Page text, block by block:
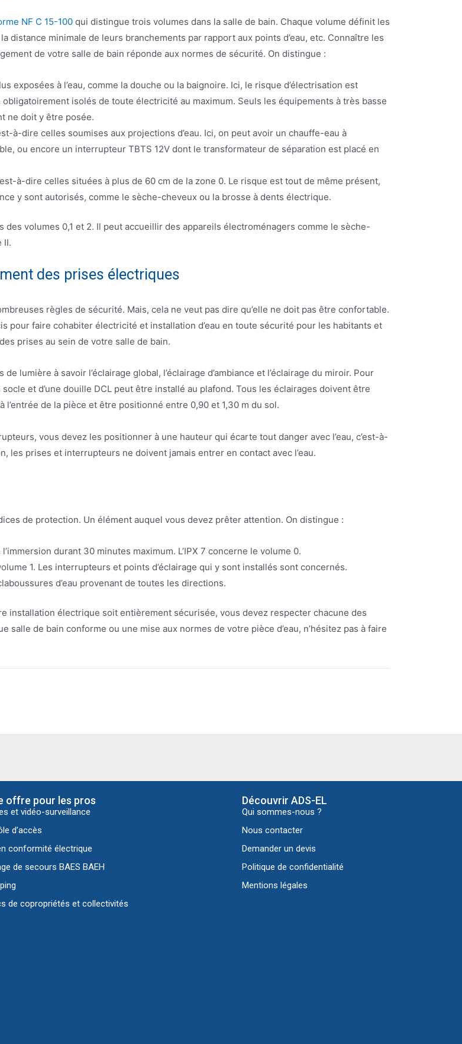
NF C 15-100 qui distingue trois volumes dans la salle de bain. Chaque volume définit les
minimale de leurs branchements par rapport aux points d’eau, etc. Connaître les
de votre salle de bain réponde aux normes de sécurité. On distingue :
exposées à l’eau, comme la douche ou la baignoire. Ici, le risque d’électrisation est
isolés de toute électricité au maximum. Seuls les équipements à très basse
ne doit y être posée.
à-dire celles soumises aux projections d’eau. Ici, on peut avoir un chauffe-eau à
ou encore un interrupteur TBTS 12V dont le transformateur de séparation est placé en
à-dire celles situées à plus de 60 cm de la zone 0. Le risque est tout de même présent,
y sont autorisés, comme le sèche-cheveux ou la brosse à dents électrique.
volumes 0,1 et 2. Il peut accueillir des appareils électroménagers comme le sèche-
II.
des prises électriques
règles de sécurité. Mais, cela ne veut pas dire qu’elle ne doit pas être confortable.
pour faire cohabiter électricité et installation d’eau en toute sécurité pour les habitants et
prises au sein de votre salle de bain.
lumière à savoir l’éclairage global, l’éclairage d’ambiance et l’éclairage du miroir. Pour
et d’une douille DCL peut être installé au plafond. Tous les éclairages doivent être
de la pièce et être positionné entre 0,90 et 1,30 m du sol.
vous devez les positionner à une hauteur qui écarte tout danger avec l’eau, c’est-à-
les prises et interrupteurs ne doivent jamais entrer en contact avec l’eau.
de protection. Un élément auquel vous devez prêter attention. On distingue :
l’immersion durant 30 minutes maximum. L’IPX 7 concerne le volume 0.
1. Les interrupteurs et points d’éclairage qui y sont installés sont concernés.
d’eau provenant de toutes les directions.
installation électrique soit entièrement sécurisée, vous devez respecter chacune des
de bain conforme ou une mise aux normes de votre pièce d’eau, n’hésitez pas à faire
offre pour les pros
et vidéo-surveillance
d’accès
conformité électrique
de secours BAES BAEH
de copropriétés et collectivités
Découvrir ADS-EL
Qui sommes-nous ?
Nous contacter
Demander un devis
Politique de confidentialité
Mentions légales